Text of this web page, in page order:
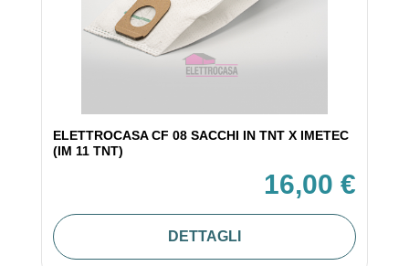
ELETTROCASA CF 08 SACCHI IN TNT X IMETEC
(IM 11 TNT)
16,00 €
DETTAGLI